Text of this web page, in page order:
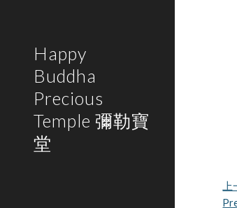
Happy
Buddha
Precious
Temple 彌勒寶
堂